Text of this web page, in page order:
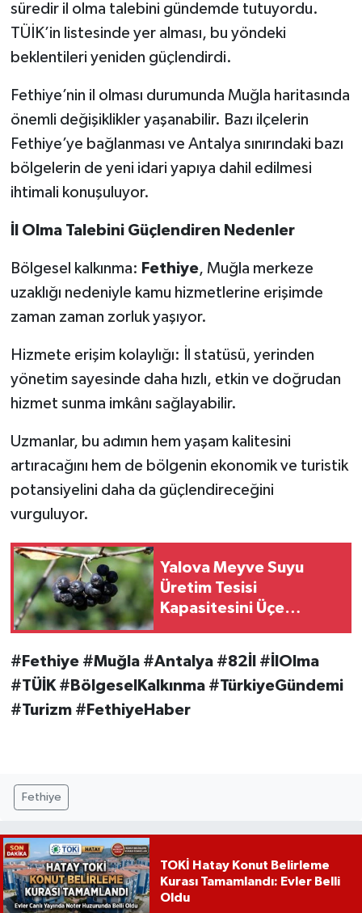
süredir il olma talebini gündemde tutuyordu.
TÜİK’in listesinde yer alması, bu yöndeki
beklentileri yeniden güçlendirdi.
Fethiye’nin il olması durumunda Muğla haritasında
önemli değişiklikler yaşanabilir. Bazı ilçelerin
Fethiye’ye bağlanması ve Antalya sınırındaki bazı
bölgelerin de yeni idari yapıya dahil edilmesi
ihtimali konuşuluyor.
İl Olma Talebini Güçlendiren Nedenler
Bölgesel kalkınma: Fethiye, Muğla merkeze
uzaklığı nedeniyle kamu hizmetlerine erişimde
zaman zaman zorluk yaşıyor.
Hizmete erişim kolaylığı: İl statüsü, yerinden
yönetim sayesinde daha hızlı, etkin ve doğrudan
hizmet sunma imkânı sağlayabilir.
Uzmanlar, bu adımın hem yaşam kalitesini
artıracağını hem de bölgenin ekonomik ve turistik
potansiyelini daha da güçlendireceğini
vurguluyor.
Yalova Meyve Suyu
Üretim Tesisi
Kapasitesini Üçe
#Fethiye #Muğla #Antalya #82İl #İlOlma
#TÜİK #BölgeselKalkınma #TürkiyeGündemi
#Turizm #FethiyeHaber
Fethiye
TOKİ Hatay Konut Belirleme
Kurası Tamamlandı: Evler Belli
Oldu